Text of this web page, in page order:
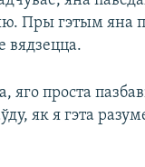
Пры гэтым яна
вядзецца.
яго проста
як я гэта